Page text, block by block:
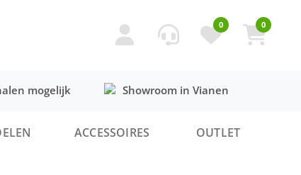
0 0
mogelijk Showroom in Vianen
ACCESSOIRES OUTLET